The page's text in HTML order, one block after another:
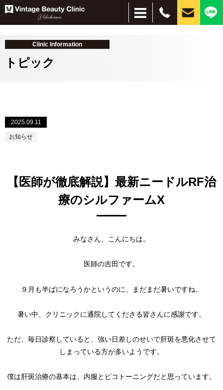
お悩み別しみ・美肌
脱毛
ほくろ
しわ・たるみ
目元、目周りの若返り
刺青除去
施術別インモードリフト
サブシジョン
水光注射
ピーリング
ハイドラブースター
レーザー脱毛
美容点滴・注射
フォトフェイシャル
イオン導入・エレクトロポレーション
PRP
コンデンスリッチファット（CRF）
脂肪吸引注射
ヒアルロン酸
プルリアルシリーズ
リジュラン
ボトックス
小顔（脂肪溶解）注射
PICOレーザー
CO2レーザー
眼瞼下垂、二重、目元のたるみ
経結膜脱脂
HIFU（ハイフ）ウルトラセルZi
フェイスタイト
ボルニューマー
ダーマペン４
シルファームX
医療アートメイク
毛髪再生療法
スレッドリフト（糸リフト）
MPガン
VISIA
Clinic Information
トピック
2025.09.11
お知らせ
【医師が徹底解説】最新ニードルRF治
療のシルファームX
みなさん、こんにちは。
医師の吉田です。
９月も半ばになろうかというのに、まだまだ暑いですね。
暑い中、クリニックに通院してくださる皆さんに感謝です。
ただ、毎日診察していると、強い日差しのせいで肝斑を悪化させて
しまっている方が多いようです。
僕は肝斑治療の基本は、内服とピコトーニングだと思っています。